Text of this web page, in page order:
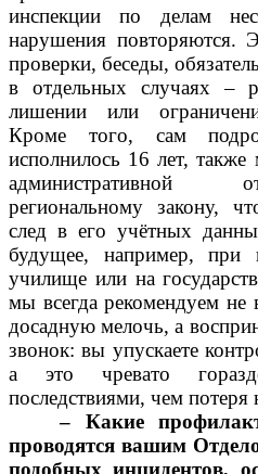
инспекции по делам
нарушения повторяются.
проверки, беседы,
в отдельных случаях –
лишении или
Кроме того, сам
исполнилось 16 лет,
административной
региональному закону,
след в его учётных
будущее, например, при
училище или на
мы всегда рекомендуем не
досадную мелочь, а
звонок: вы упускаете
а это чревато
последствиями, чем
– Какие
проводятся вашим
подобных инцидентов,